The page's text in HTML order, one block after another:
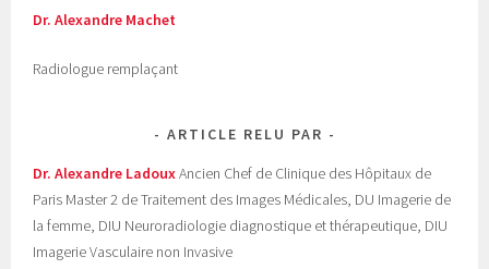
Dr. Alexandre Machet
Radiologue remplaçant
ARTICLE RELU PAR
Dr. Alexandre LadouxAncien Chef de Clinique des Hôpitaux de
Paris Master 2 de Traitement des Images Médicales, DU Imagerie de
la femme, DIU Neuroradiologie diagnostique et thérapeutique, DIU
Imagerie Vasculaire non Invasive